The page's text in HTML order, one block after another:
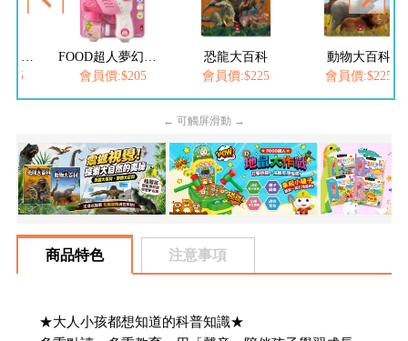
會員價:$205
恐龍大百科
會員價:$225
動物大百科
會員價:$225
← 可觸屏滑動 →
商品特色 注意事項
★大人小孩都想知道的科普知識★